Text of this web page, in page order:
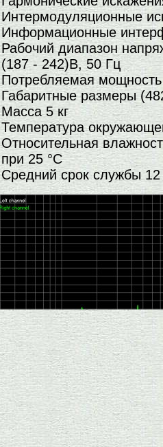
Интермодуляционные
Информационные
Рабочий диапазон
(187 - 242)В, 50 Гц
Потребляемая
Габаритные размеры
Масса 5 кг
Температура
Относительная
при 25 °С
Средний срок службы 12